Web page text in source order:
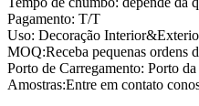
Pagamento: T/T
Uso: Decoração
MOQ:Receba pequenas ordens
Porto de Carregamento: Porto
Amostras:Entre em contato